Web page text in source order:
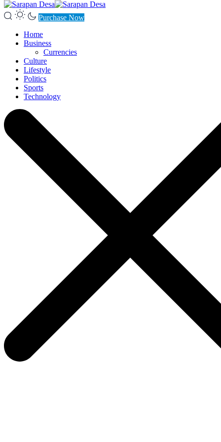
Purchase Now
Home
Business
Currencies
Culture
Lifestyle
Politics
Sports
Technology